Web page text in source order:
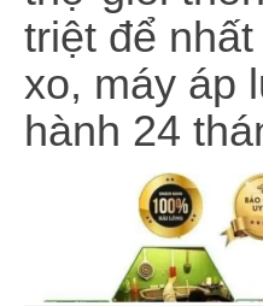
triệt để
xo, máy áp
hành 24